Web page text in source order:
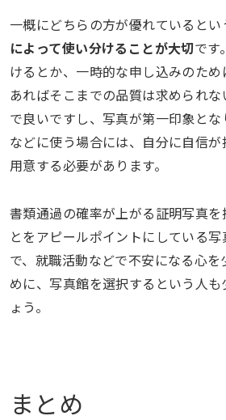
一概にどちらの方が優れていると
によって使い分けることが大切です
けるとか、一時的な申し込みのた
あればそこまでの品質は求められ
で良いですし、写真が第一印象と
などに使う場合には、自分に自信が
用意する必要があります。
書類通過の確率が上がる証明写真を
とをアピールポイントにしている
で、就職活動などで不安になる心を
めに、写真館を選択するという人も
ょう。
まとめ